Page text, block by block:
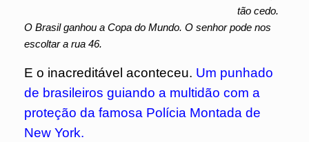
tão cedo.
O Brasil ganhou a Copa do Mundo. O senhor pode nos
escoltar a rua 46.
E o inacreditável aconteceu. Um punhado
de brasileiros guiando a multidão com a
proteção da famosa Polícia Montada de
New York.